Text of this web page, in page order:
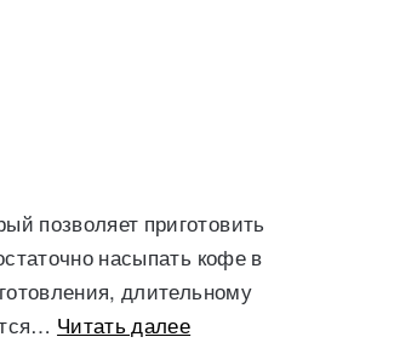
позволяет приготовить
насыпать кофе в
длительному
Читать далее